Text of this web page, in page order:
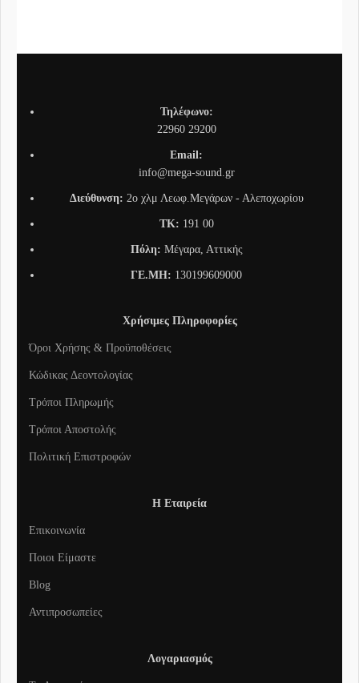
Τηλέφωνο:
22960 29200
Email:
info@mega-sound.gr
Διεύθυνση: 2o χλμ Λεωφ.Μεγάρων - Αλεποχωρίου
TK: 191 00
Πόλη: Μέγαρα, Αττικής
ΓΕ.ΜΗ: 130199609000
Χρήσιμες Πληροφορίες
Όροι Χρήσης & Προϋποθέσεις
Κώδικας Δεοντολογίας
Τρόποι Πληρωμής
Τρόποι Αποστολής
Πολιτική Επιστροφών
Η Εταιρεία
Επικοινωνία
Ποιοι Είμαστε
Blog
Αντιπροσωπείες
Λογαριασμός